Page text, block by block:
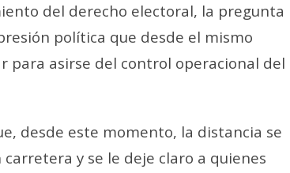
del derecho electoral, la pregunta
política que desde el mismo
para asirse del control operacional del
desde este momento, la distancia se
y se le deje claro a quienes